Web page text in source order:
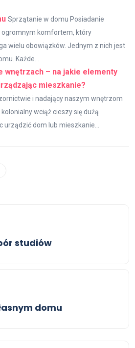
Sprzątanie w domu Posiadanie
ogromnym komfortem, który
wielu obowiązków. Jednym z nich jest
Każde...
wnętrzach – na jakie elementy
mieszkanie?
i nadający naszym wnętrzom
wciąż cieszy się dużą
urządzić dom lub mieszkanie...
studiów
domu